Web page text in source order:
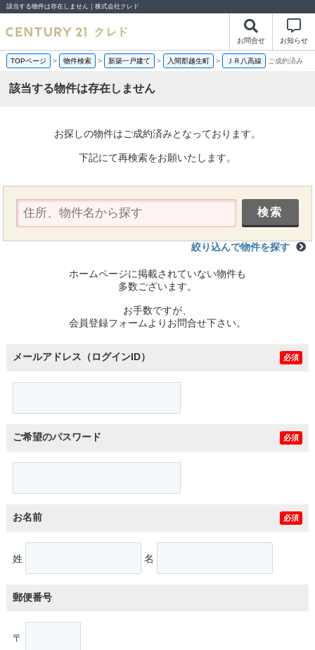
該当する物件は存在しません｜株式会社クレド
お問合せ お知らせ
TOPページ > 物件検索 > 新築一戸建て > 入間郡越生町 > ＪＲ八高線 ご成約済み
該当する物件は存在しません
お探しの物件はご成約済みとなっております。
下記にて再検索をお願いたします。
絞り込んで物件を探す
ホームページに掲載されていない物件も
多数ございます。
お手数ですが、
会員登録フォームよりお問合せ下さい。
メールアドレス（ログインID） 必須
ご希望のパスワード 必須
お名前 必須
姓 名
郵便番号
〒